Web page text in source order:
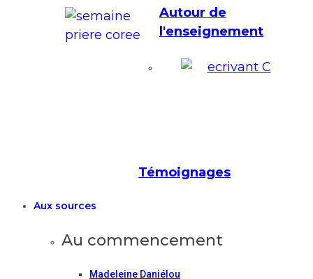
Autour de
l'enseignement
Témoignages
Aux sources
Au commencement
Madeleine Daniélou